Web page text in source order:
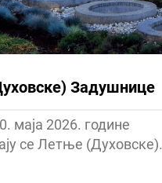
Задушнице
маја 2026. године
се Летње (Духовске).